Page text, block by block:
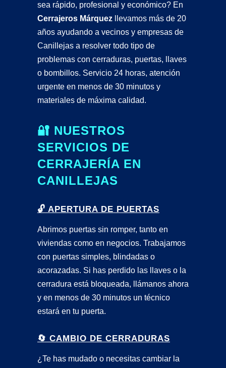
sea rápido, profesional y económico? En
Cerrajeros Márquez llevamos más de 20
años ayudando a vecinos y empresas de
Canillejas a resolver todo tipo de
problemas con cerraduras, puertas, llaves
o bombillos. Servicio 24 horas, atención
urgente en menos de 30 minutos y
materiales de máxima calidad.
🔐 NUESTROS
SERVICIOS DE
CERRAJERÍA EN
CANILLEJAS
🔓 APERTURA DE PUERTAS
Abrimos puertas sin romper, tanto en
viviendas como en negocios. Trabajamos
con puertas simples, blindadas o
acorazadas. Si has perdido las llaves o la
cerradura está bloqueada, llámanos ahora
y en menos de 30 minutos un técnico
estará en tu puerta.
🔄 CAMBIO DE CERRADURAS
¿Te has mudado o necesitas cambiar la